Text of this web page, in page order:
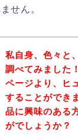
せん。
私自身、色々と
調べてみました
ページより、ヒ
することができ
品に興味のある
がでしょうか？